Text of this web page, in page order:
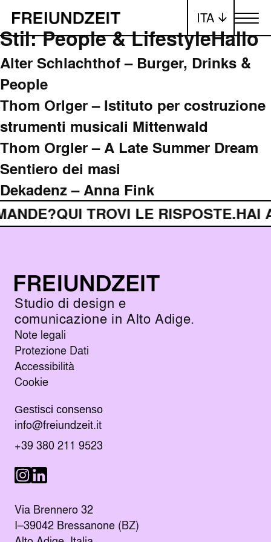
ITA Attiva/
Stil:People & LifestyleHallo
Alter Schlachthof – Burger, Drinks &
People
Thom Orlger – Istituto per costruzione
strumenti musicali Mittenwald
Thom Orgler – A Late Summer Dream
Sentiero dei masi
Dekadenz – Anna Fink
QUI TROVI LE RISPOSTE.HAI
Studio di design e
comunicazione in Alto Adige.
Note legali
Protezione Dati
Accessibilità
Cookie
Gestisci consenso
Manda un e-mail al indirizzo
info@freiundzeit.it
Chiama il numero:
+39 380 211 9523
Seguici su LinkedIn
Seguici su Instagram
Via Brennero 32
I–39042 Bressanone (BZ)